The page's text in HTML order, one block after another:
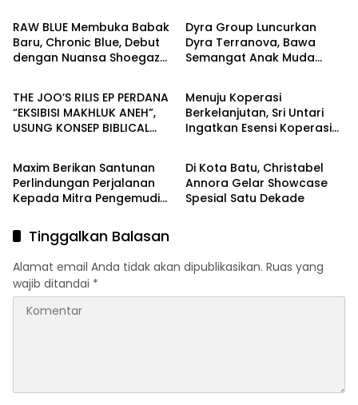
RAW BLUE Membuka Babak
Baru, Chronic Blue, Debut
dengan Nuansa Shoegaze
Dyra Group Luncurkan
Dyra Terranova, Bawa
Semangat Anak Muda
Release
THE JOO’S RILIS EP PERDANA
“EKSIBISI MAKHLUK ANEH”,
USUNG KONSEP BIBLICAL
Release
Menuju Koperasi
Berkelanjutan, Sri Untari
Ingatkan Esensi Koperasi
Release
Maxim Berikan Santunan
Perlindungan Perjalanan
Kepada Mitra Pengemudi
Release
Di Kota Batu, Christabel
Annora Gelar Showcase
Spesial Satu Dekade
Tinggalkan Balasan
Alamat email Anda tidak akan dipublikasikan. Ruas yang
wajib ditandai *